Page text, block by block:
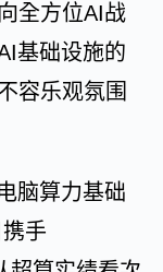
全方位AI战
基础设施的
容乐观氛围
脑算力基础
手